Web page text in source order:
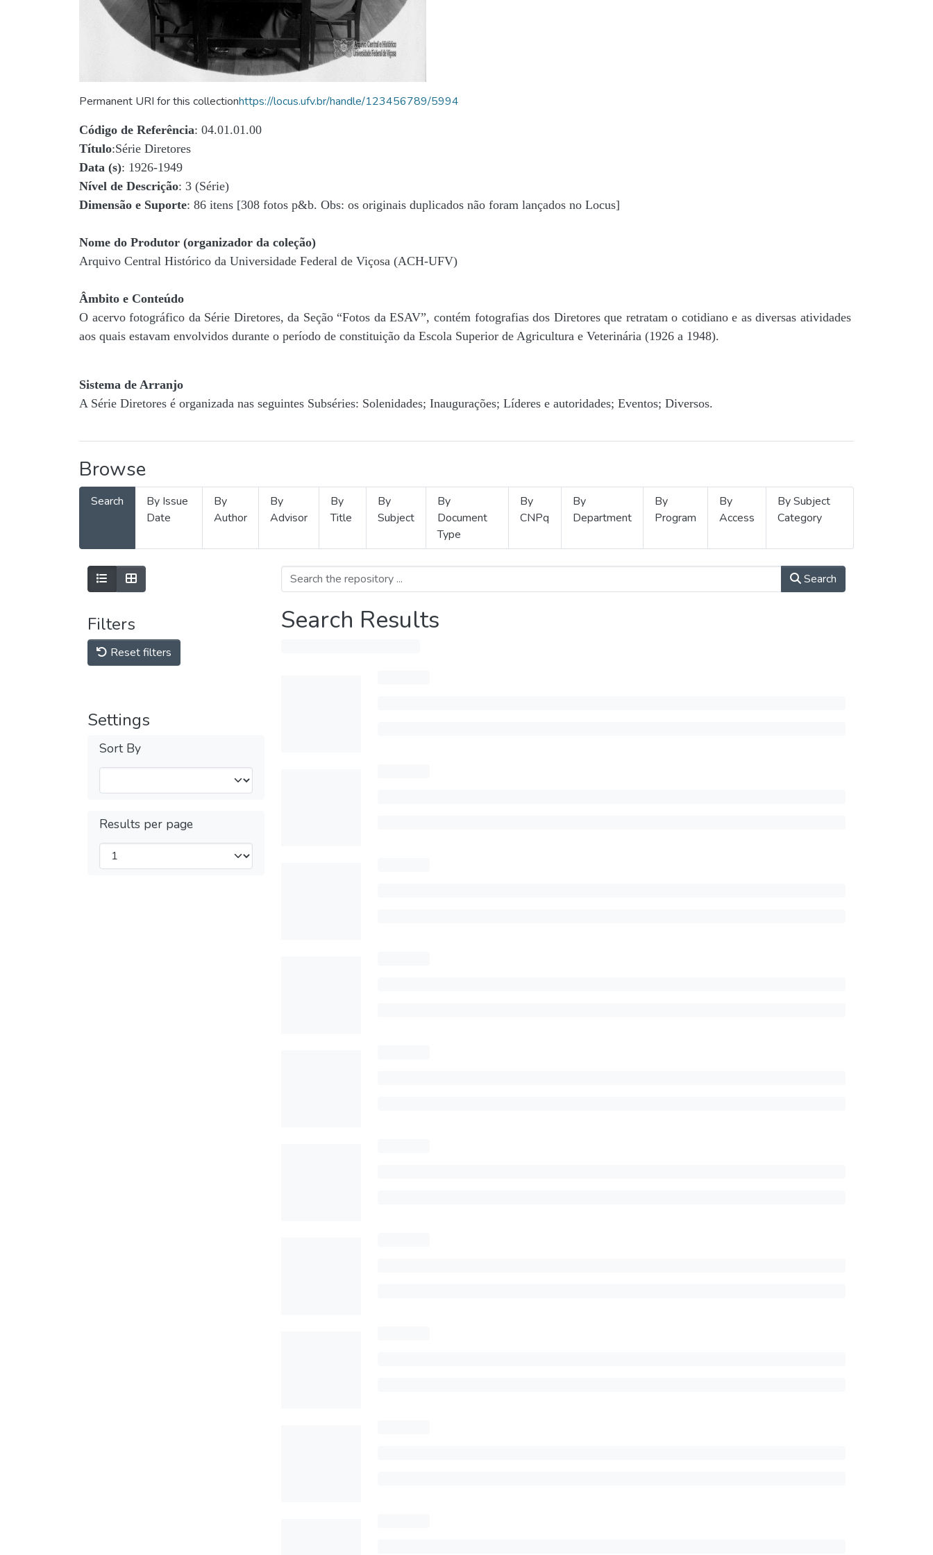
Permanent URI for this collectionhttps://locus.ufv.br/handle/123456789/5994
Código de Referência: 04.01.01.00
Título:Série Diretores
Data (s): 1926-1949
Nível de Descrição: 3 (Série)
Dimensão e Suporte: 86 itens [308 fotos p&b. Obs: os originais duplicados não foram lançados no Locus]
Nome do Produtor (organizador da coleção)
Arquivo Central Histórico da Universidade Federal de Viçosa (ACH-UFV)
Âmbito e Conteúdo
O acervo fotográfico da Série Diretores, da Seção “Fotos da ESAV”, contém fotografias dos Diretores que retratam o cotidiano e as diversas atividades
aos quais estavam envolvidos durante o período de constituição da Escola Superior de Agricultura e Veterinária (1926 a 1948).
Sistema de Arranjo
A Série Diretores é organizada nas seguintes Subséries: Solenidades; Inaugurações; Líderes e autoridades; Eventos; Diversos.
Browse
Search
By Issue
Date
By
Author
By
Advisor
By
Title
By
Subject
By
Document
Type
By
CNPq
By
Department
By
Program
By
Access
By Subject
Category
Filters
Reset filters
Settings
Sort By
Results per page
Search
Search Results